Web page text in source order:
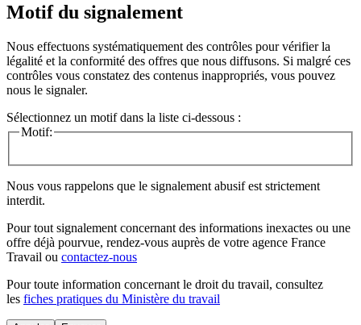
Motif du signalement
Nous effectuons systématiquement des contrôles pour vérifier la
légalité et la conformité des offres que nous diffusons. Si malgré ces
contrôles vous constatez des contenus inappropriés, vous pouvez
nous le signaler.
Sélectionnez un motif dans la liste ci-dessous :
Motif:
Nous vous rappelons que le signalement abusif est strictement
interdit.
Pour tout signalement concernant des informations inexactes ou une
offre déjà pourvue, rendez-vous auprès de votre agence France
Travail ou contactez-nous
Pour toute information concernant le droit du travail, consultez
les fiches pratiques du Ministère du travail